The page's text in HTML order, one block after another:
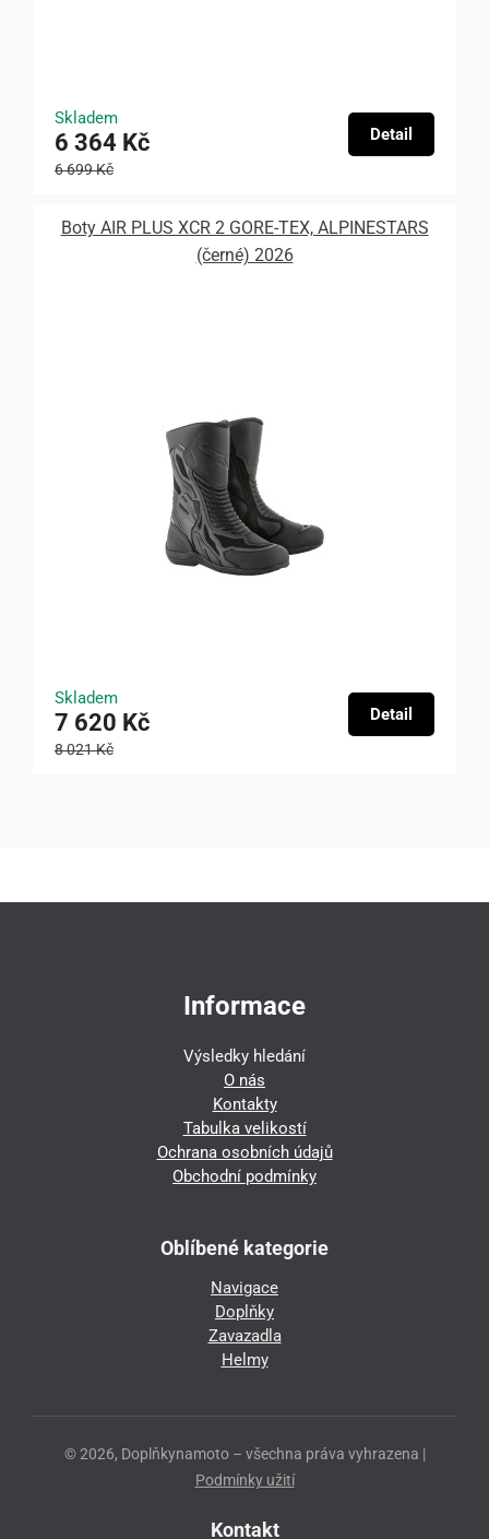
Skladem
6 364 Kč
6 699 Kč
Detail
Boty AIR PLUS XCR 2 GORE-TEX, ALPINESTARS
(černé) 2026
Skladem
7 620 Kč
8 021 Kč
Detail
Informace
Výsledky hledání
O nás
Kontakty
Tabulka velikostí
Ochrana osobních údajů
Obchodní podmínky
Oblíbené kategorie
Navigace
Doplňky
Zavazadla
Helmy
© 2026, Doplňkynamoto – všechna práva vyhrazena |
Podmínky užití
Kontakt